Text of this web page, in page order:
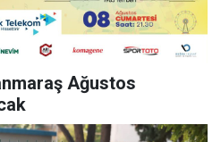
Ağustos